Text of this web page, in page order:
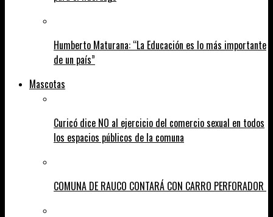
Humberto Maturana: “La Educación es lo más importante
de un país”
Mascotas
Curicó dice NO al ejercicio del comercio sexual en todos
los espacios públicos de la comuna
COMUNA DE RAUCO CONTARÁ CON CARRO PERFORADOR